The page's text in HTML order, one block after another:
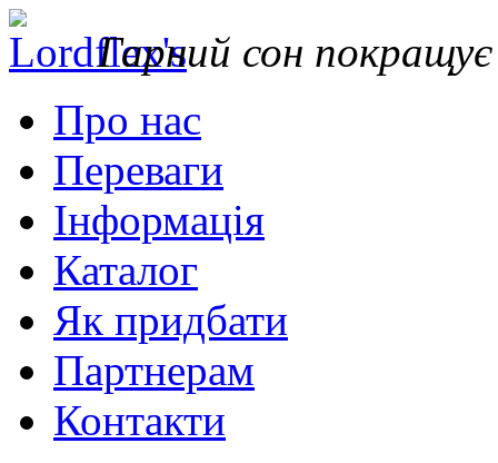
Гарний сон
Про нас
Переваги
Інформація
Каталог
Як придбати
Партнерам
Контакти